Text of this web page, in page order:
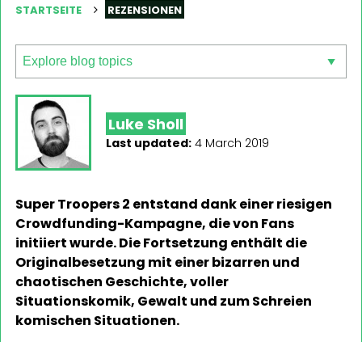
STARTSEITE REZENSIONEN
Luke Sholl
Last updated: 4 March 2019
Super Troopers 2 entstand dank einer riesigen
Crowdfunding-Kampagne, die von Fans
initiiert wurde. Die Fortsetzung enthält die
Originalbesetzung mit einer bizarren und
chaotischen Geschichte, voller
Situationskomik, Gewalt und zum Schreien
komischen Situationen.